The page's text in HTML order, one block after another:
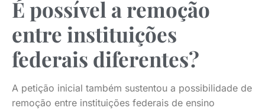
É possível a remoção
entre instituições
federais diferentes?
A petição inicial também sustentou a possibilidade de
remoção entre instituições federais de ensino